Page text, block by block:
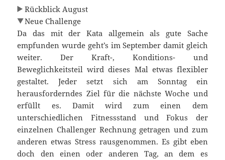
Rückblick August
Neue Challenge
Da das mit der Kata allgemein als gute Sache
empfunden wurde geht’s im September damit gleich
weiter. Der Kraft-, Konditions- und
Beweglichkeitsteil wird dieses Mal etwas flexibler
gestaltet. Jeder setzt sich am Sonntag ein
herausforderndes Ziel für die nächste Woche und
erfüllt es. Damit wird zum einen dem
unterschiedlichen Fitnessstand und Fokus der
einzelnen Challenger Rechnung getragen und zum
anderen etwas Stress rausgenommen. Es gibt eben
doch den einen oder anderen Tag, an dem es